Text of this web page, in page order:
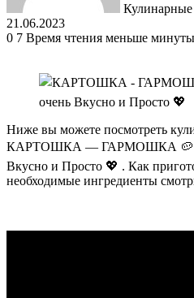
21.06.2023
0 7 Время чтения меньше минуты
Ниже вы можете посмотреть
КАРТОШКА — ГАРМОШКА 🥔 в
Вкусно и Просто 💖 . Как
необходимые ингредиенты